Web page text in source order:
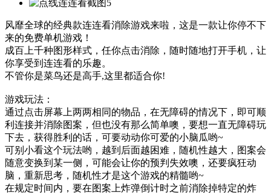
风靡全球的经典款连连看消除游戏来啦，这是一款让你停不下
来的免费单机游戏！
成百上千种图形样式，任你点击消除，随时随地打开手机，让
你享受到连连看的乐趣。
不管你是菜鸟还是高手,这里都适合你!
游戏玩法：
通过点击屏幕上两两相同的物品，在无障碍的情况下，即可顺
利连接并消除图案，但也没有那么简单噢，要想一直无障碍玩
下去，获得胜利的话，可要动动你可爱的小脑瓜哟~
可别小看这个玩法哟，越到后面越困难，随机性越大，图案会
随意变换到某一侧，可能会让你的预判失效噢，还要疯狂动
脑，重新思考，随机性才是这个游戏的精髓哟~
在规定时间内，要在图案上炸弹倒计时之前消除掉特定的炸